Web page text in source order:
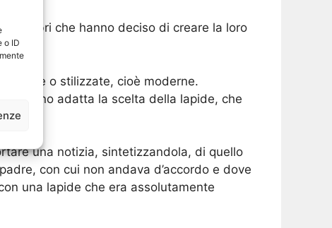
o ID
celebri che hanno deciso di creare la loro
o stilizzate, cioè moderne.
trovano adatta la scelta della lapide, che
una notizia, sintetizzandola, di quello
con cui non andava d’accordo e dove
una lapide che era assolutamente